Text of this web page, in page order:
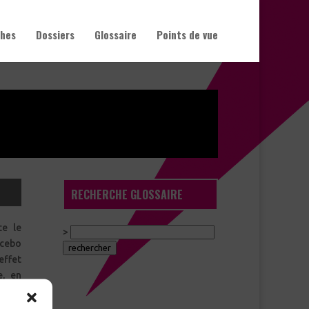
Dossiers Glossaire Points de vue
en
RECHERCHE GLOSSAIRE
>